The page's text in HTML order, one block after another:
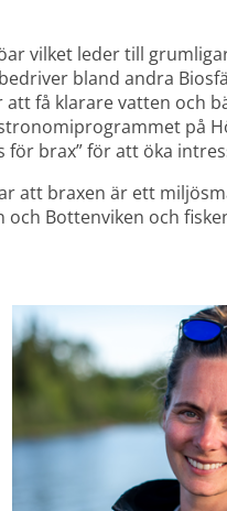
vilket leder till
bland andra
få klarare vatten och
på
brax” för att öka
att braxen är ett
Bottenviken och